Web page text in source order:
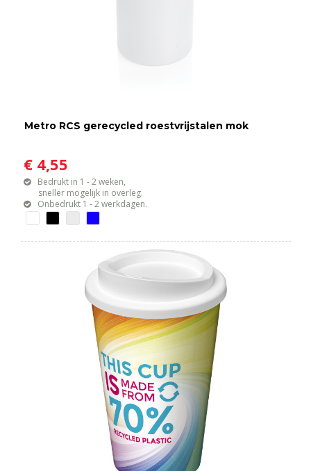
Metro RCS gerecycled roestvrijstalen mok
€ 4,55
Bedrukt in 1 - 2 weken,
sneller mogelijk in overleg.
Onbedrukt 1 - 2 werkdagen.